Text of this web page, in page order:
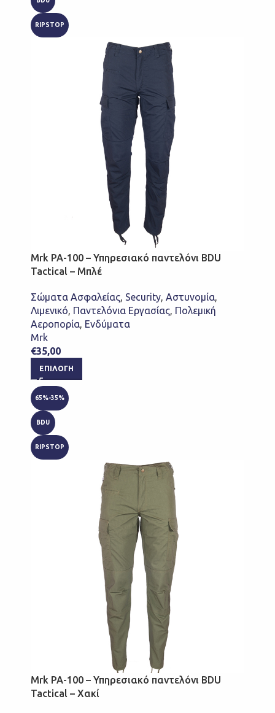
RIPSTOP
Mrk PA-100 – Υπηρεσιακό παντελόνι BDU
Tactical – Μπλέ
Σώματα Ασφαλείας, Security, Αστυνομία,
Λιμενικό, Παντελόνια Εργασίας, Πολεμική
Αεροπορία, Ενδύματα
Mrk
€35,00
ΕΠΙΛΟΓΉ
65%-35%
BDU
RIPSTOP
Mrk PA-100 – Υπηρεσιακό παντελόνι BDU
Tactical – Χακί